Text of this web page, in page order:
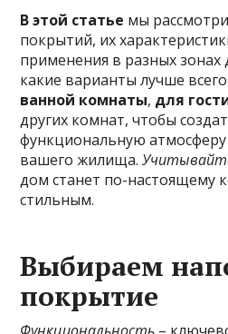
В этой статье мы
покрытий, их
применения в разных зонах
какие варианты лучше
ванной комнаты, для
других комнат, чтобы
функциональную
вашего жилища.
дом станет по-настоящему
стильным.
Выбираем
покрытие